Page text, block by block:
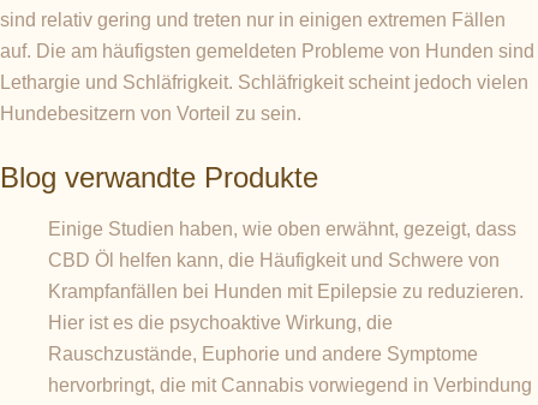
sind relativ gering und treten nur in einigen extremen Fällen
auf. Die am häufigsten gemeldeten Probleme von Hunden sind
Lethargie und Schläfrigkeit. Schläfrigkeit scheint jedoch vielen
Hundebesitzern von Vorteil zu sein.
Blog verwandte Produkte
Einige Studien haben, wie oben erwähnt, gezeigt, dass
CBD Öl helfen kann, die Häufigkeit und Schwere von
Krampfanfällen bei Hunden mit Epilepsie zu reduzieren.
Hier ist es die psychoaktive Wirkung, die
Rauschzustände, Euphorie und andere Symptome
hervorbringt, die mit Cannabis vorwiegend in Verbindung